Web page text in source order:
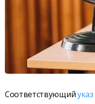
Соответствующийуказ